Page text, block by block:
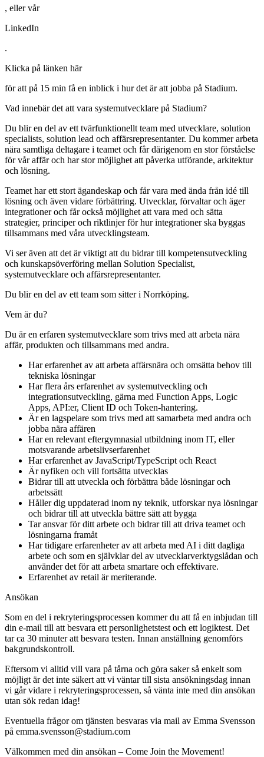
, eller vår
LinkedIn
.
Klicka på länken här
för att på 15 min få en inblick i hur det är att jobba på Stadium.
Vad innebär det att vara systemutvecklare på Stadium?
Du blir en del av ett tvärfunktionellt team med utvecklare, solution
specialists, solution lead och affärsrepresentanter. Du kommer arbeta
nära samtliga deltagare i teamet och får därigenom en stor förståelse
för vår affär och har stor möjlighet att påverka utförande, arkitektur
och lösning.
Teamet har ett stort ägandeskap och får vara med ända från idé till
lösning och även vidare förbättring. Utvecklar, förvaltar och äger
integrationer och får också möjlighet att vara med och sätta
strategier, principer och riktlinjer för hur integrationer ska byggas
tillsammans med våra utvecklingsteam.
Vi ser även att det är viktigt att du bidrar till kompetensutveckling
och kunskapsöverföring mellan Solution Specialist,
systemutvecklare och affärsrepresentanter.
Du blir en del av ett team som sitter i Norrköping.
Vem är du?
Du är en erfaren systemutvecklare som trivs med att arbeta nära
affär, produkten och tillsammans med andra.
Har erfarenhet av att arbeta affärsnära och omsätta behov till
tekniska lösningar
Har flera års erfarenhet av systemutveckling och
integrationsutveckling, gärna med Function Apps, Logic
Apps, API:er, Client ID och Token-hantering.
Är en lagspelare som trivs med att samarbeta med andra och
jobba nära affären
Har en relevant eftergymnasial utbildning inom IT, eller
motsvarande arbetslivserfarenhet
Har erfarenhet av JavaScript/TypeScript och React
Är nyfiken och vill fortsätta utvecklas
Bidrar till att utveckla och förbättra både lösningar och
arbetssätt
Håller dig uppdaterad inom ny teknik, utforskar nya lösningar
och bidrar till att utveckla bättre sätt att bygga
Tar ansvar för ditt arbete och bidrar till att driva teamet och
lösningarna framåt
Har tidigare erfarenheter av att arbeta med AI i ditt dagliga
arbete och som en självklar del av utvecklarverktygslådan och
använder det för att arbeta smartare och effektivare.
Erfarenhet av retail är meriterande.
Ansökan
Som en del i rekryteringsprocessen kommer du att få en inbjudan till
din e-mail till att besvara ett personlighetstest och ett logiktest. Det
tar ca 30 minuter att besvara testen. Innan anställning genomförs
bakgrundskontroll.
Eftersom vi alltid vill vara på tårna och göra saker så enkelt som
möjligt är det inte säkert att vi väntar till sista ansökningsdag innan
vi går vidare i rekryteringsprocessen, så vänta inte med din ansökan
utan sök redan idag!
Eventuella frågor om tjänsten besvaras via mail av Emma Svensson
på emma.svensson@stadium.com
Välkommen med din ansökan – Come Join the Movement!